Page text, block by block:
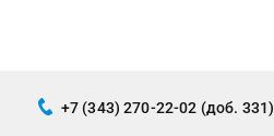
+7 (343) 270-22-02 (доб. 331)